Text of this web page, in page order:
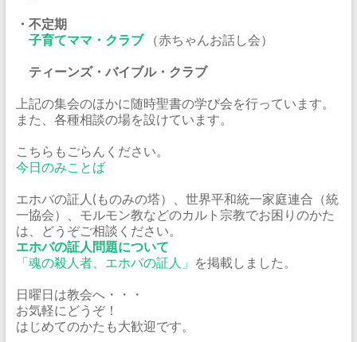
・不定期
子育てママ・クラブ（赤ちゃんお話し会）
ティーンズ・バイブル・クラブ
上記の集会のほかに随時聖書の学び会を行っています。
また、各種相談の場を設けています。
こちらもごらんください。
今日のみことば
エホバの証人(ものみの塔）、世界平和統一家庭連合（統
一協会）、モルモン教などのカルト宗教でお困りのかた
は、どうぞご相談ください。
エホバの証人問題について
「魂の殺人者、エホバの証人」 を掲載しました。
日曜日は教会へ・・・
お気軽にどうぞ！
はじめてのかたも大歓迎です。